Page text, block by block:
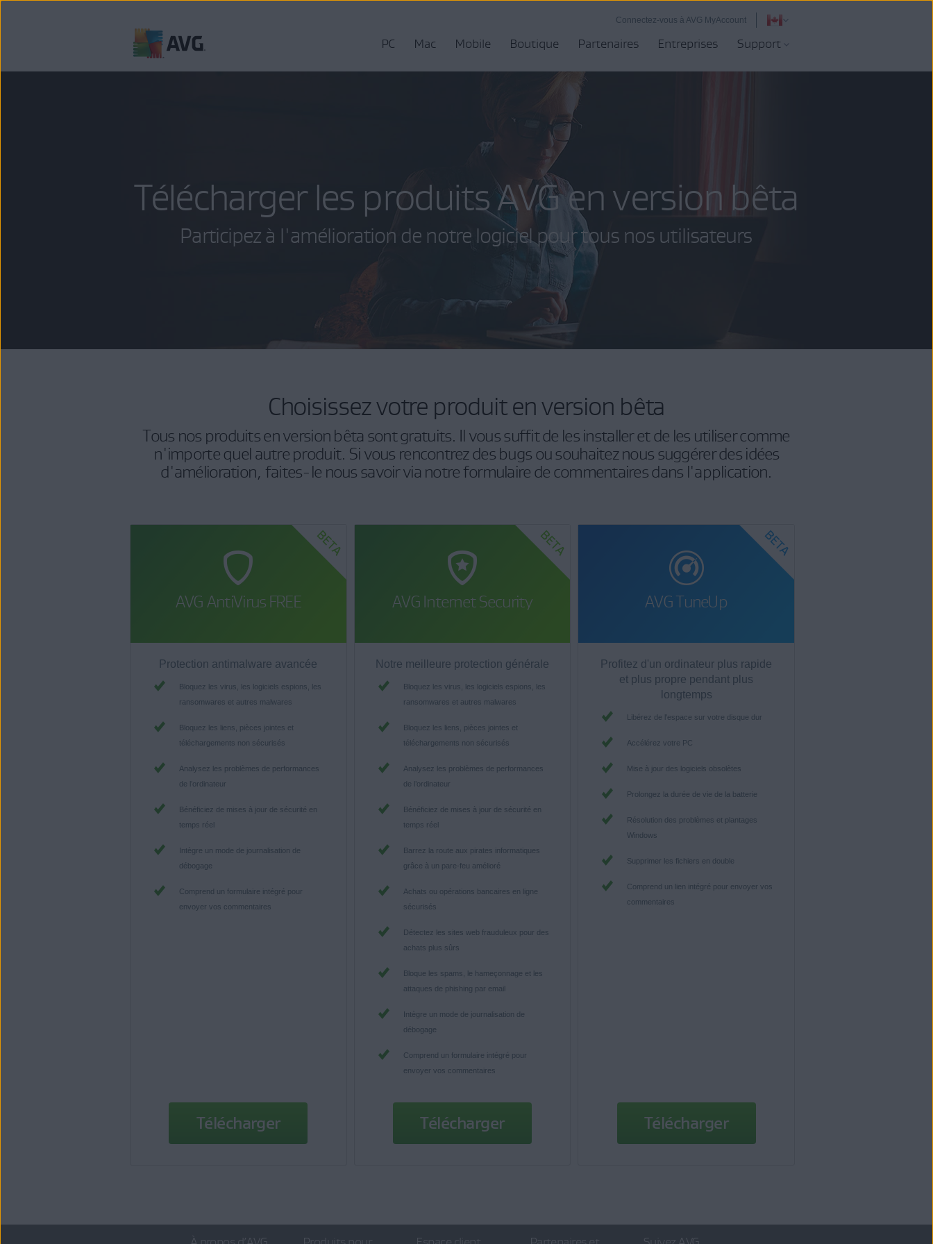
Connectez-vous à AVG MyAccount
PC Mac Mobile Boutique Partenaires Entreprises Support
Télécharger les produits AVG en version bêta
Participez à l'amélioration de notre logiciel pour tous nos utilisateurs
Choisissez votre produit en version bêta
Tous nos produits en version bêta sont gratuits. Il vous suffit de les installer et de les utiliser comme
n'importe quel autre produit. Si vous rencontrez des bugs ou souhaitez nous suggérer des idées
d'amélioration, faites-le nous savoir via notre formulaire de commentaires dans l'application.
AVG AntiVirus FREE
Protection antimalware avancée
Bloquez les virus, les logiciels espions, les
ransomwares et autres malwares
Bloquez les liens, pièces jointes et
téléchargements non sécurisés
Analysez les problèmes de performances
de l’ordinateur
Bénéficiez de mises à jour de sécurité en
temps réel
Intègre un mode de journalisation de
débogage
Comprend un formulaire intégré pour
envoyer vos commentaires
Télécharger
AVG Internet Security
Notre meilleure protection générale
Bloquez les virus, les logiciels espions, les
ransomwares et autres malwares
Bloquez les liens, pièces jointes et
téléchargements non sécurisés
Analysez les problèmes de performances
de l’ordinateur
Bénéficiez de mises à jour de sécurité en
temps réel
Barrez la route aux pirates informatiques
grâce à un pare-feu amélioré
Achats ou opérations bancaires en ligne
sécurisés
Détectez les sites web frauduleux pour des
achats plus sûrs
Bloque les spams, le hameçonnage et les
attaques de phishing par email
Intègre un mode de journalisation de
débogage
Comprend un formulaire intégré pour
envoyer vos commentaires
Télécharger
AVG TuneUp
Profitez d'un ordinateur plus rapide
et plus propre pendant plus
longtemps
Libérez de l'espace sur votre disque dur
Accélérez votre PC
Mise à jour des logiciels obsolètes
Prolongez la durée de vie de la batterie
Résolution des problèmes et plantages
Windows
Supprimer les fichiers en double
Comprend un lien intégré pour envoyer vos
commentaires
Télécharger